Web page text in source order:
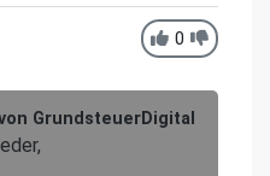
0
GrundsteuerDigital